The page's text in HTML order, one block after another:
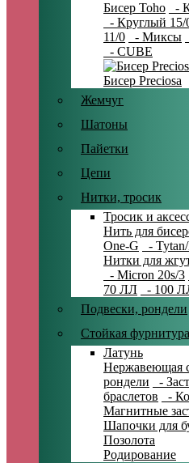
Бисер Toho -
- Круглый 15/
11/0
- Миксы
- CUBE
Бисер Preciosa
Жемчуг
Шатоны
Пайетки
Цепи
Нитки, тросик
Тросик и
Нить для
One-G
-
Нитки для
- Micron 20s/3
70 ЛЛ
- 100
Подвески, рондели
Стойкая фурнитура
Латунь
Нержавеющая
рондели
-
браслетов
-
Магнитные
Шапочки для
Позолота
Родирование